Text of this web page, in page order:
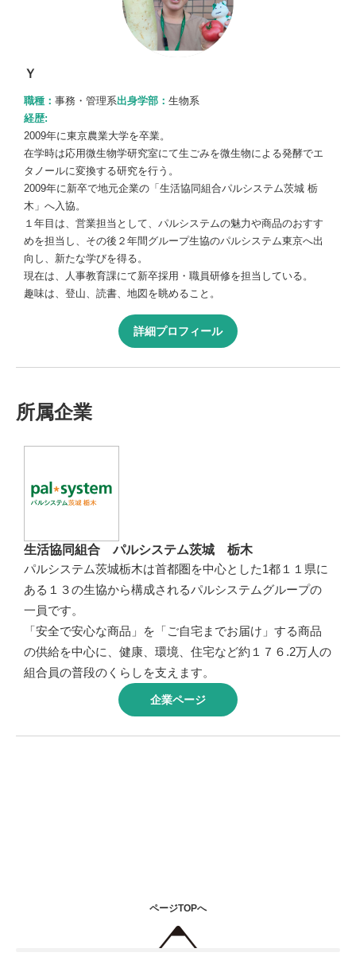
Ｙ
職種： 事務・管理系出身学部： 生物系
経歴:
2009年に東京農業大学を卒業。
在学時は応用微生物学研究室にて生ごみを微生物による発酵でエ
タノールに変換する研究を行う。
2009年に新卒で地元企業の「生活協同組合パルシステム茨城 栃
木」へ入協。
１年目は、営業担当として、パルシステムの魅力や商品のおすす
めを担当し、その後２年間グループ生協のパルシステム東京へ出
向し、新たな学びを得る。
現在は、人事教育課にて新卒採用・職員研修を担当している。
趣味は、登山、読書、地図を眺めること。
詳細プロフィール
所属企業
生活協同組合 パルシステム茨城 栃木
パルシステム茨城栃木は首都圏を中心とした1都１１県に
ある１３の生協から構成されるパルシステムグループの
一員です。
「安全で安心な商品」を「ご自宅までお届け」する商品
の供給を中心に、健康、環境、住宅など約１７６.2万人の
組合員の普段のくらしを支えます。
企業ページ
ページTOPへ